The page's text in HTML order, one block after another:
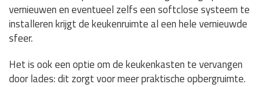
vernieuwen en eventueel zelfs een softclose systeem te
installeren krijgt de keukenruimte al een hele vernieuwde
sfeer.
Het is ook een optie om de keukenkasten te vervangen
door lades: dit zorgt voor meer praktische opbergruimte.